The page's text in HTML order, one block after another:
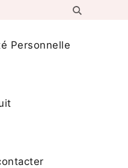
Personnelle